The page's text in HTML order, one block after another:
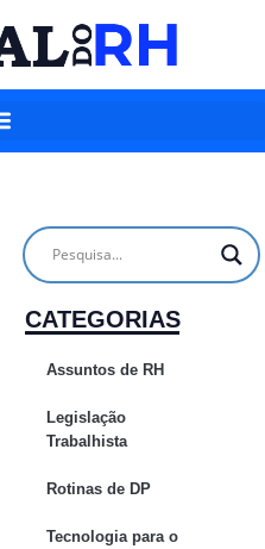
CATEGORIAS
Assuntos de RH
Legislação
Trabalhista
Rotinas de DP
Tecnologia para o